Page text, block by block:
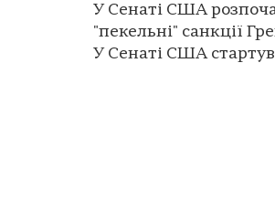
У Сенаті США
"пекельні" санкції
У Сенаті США